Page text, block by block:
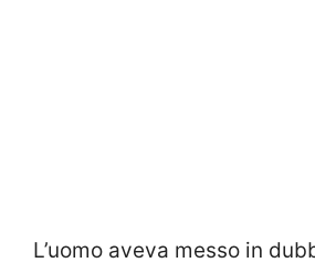
L’uomo aveva messo in